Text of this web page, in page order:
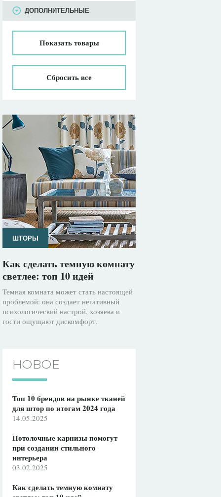
ПАРАМЕТРЫ
ДОПОЛНИТЕЛЬНЫЕ
Показатьтовары
Сбросить все
ШТОРЫ
Как сделать темную комнату
светлее: топ 10 идей
Темная комната может стать настоящей
проблемой: она создает негативный
психологический настрой, хозяева и
гости ощущают дискомфорт.
НОВОЕ
Топ 10 брендов на рынке тканей
для штор по итогам 2024 года
14.05.2025
Потолочные карнизы помогут
при создании стильного
интерьера
03.02.2025
Как сделать темную комнату